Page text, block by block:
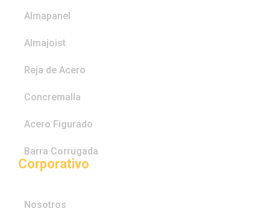
Almapanel
Almajoist
Reja de Acero
Concremalla
Acero Figurado
Barra Corrugada
Corporativo
Nosotros